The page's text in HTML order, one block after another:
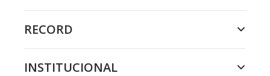
RECORD
INSTITUCIONAL